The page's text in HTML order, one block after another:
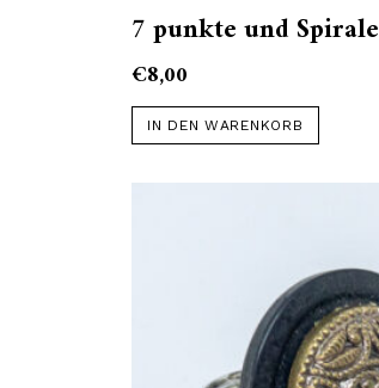
7 punkte und Spirale
€8,00
IN DEN WARENKORB